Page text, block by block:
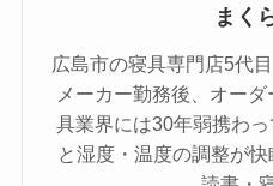
まく
広島市の寝具専門店5代
メーカー勤務後、オー
具業界には30年弱携わ
と湿度・温度の調整が